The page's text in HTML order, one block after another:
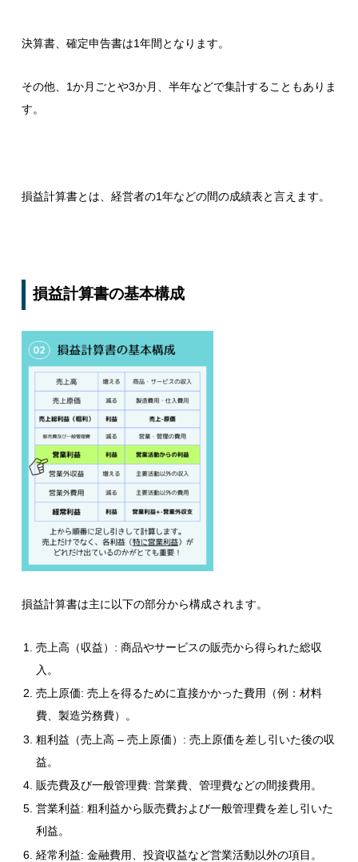
決算書、確定申告書は1年間となります。
その他、1か月ごとや3か月、半年などで集計することもありま
す。
損益計算書とは、経営者の1年などの間の成績表と言えます。
損益計算書の基本構成
損益計算書は主に以下の部分から構成されます。
売上高（収益）: 商品やサービスの販売から得られた総収
入。
売上原価: 売上を得るために直接かかった費用（例：材料
費、製造労務費）。
粗利益（売上高 – 売上原価）: 売上原価を差し引いた後の収
益。
販売費及び一般管理費: 営業費、管理費などの間接費用。
営業利益: 粗利益から販売費および一般管理費を差し引いた
利益。
経常利益: 金融費用、投資収益など営業活動以外の項目。